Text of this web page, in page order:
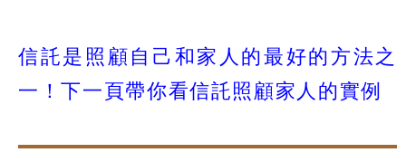
信託是照顧自己和家人的最好的方法之
一！下一頁帶你看信託照顧家人的實例